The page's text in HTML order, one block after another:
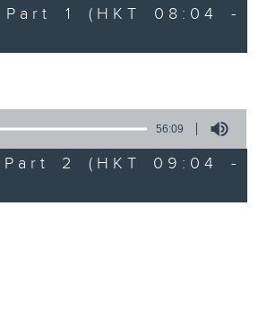
Part 1 (HKT 08:04 -
56:09
Part 2 (HKT 09:04 -